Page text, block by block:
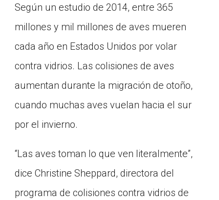
Según un estudio de 2014, entre 365
millones y mil millones de aves mueren
cada año en Estados Unidos por volar
contra vidrios. Las colisiones de aves
aumentan durante la migración de otoño,
cuando muchas aves vuelan hacia el sur
por el invierno.
“Las aves toman lo que ven literalmente”,
dice Christine Sheppard, directora del
programa de colisiones contra vidrios de